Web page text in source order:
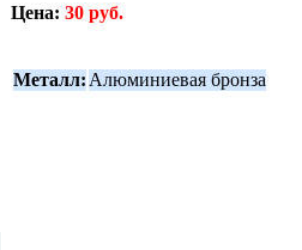
Цена: 30 руб.
Металл: Алюминиевая бронза